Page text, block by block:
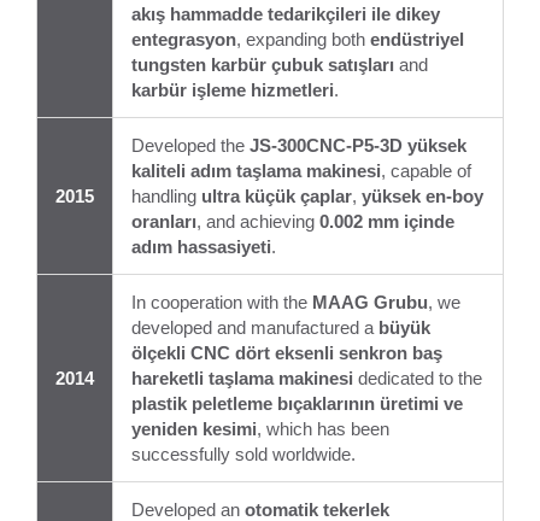
akış hammadde tedarikçileri ile dikey
entegrasyon, expanding both endüstriyel
tungsten karbür çubuk satışları and
karbür işleme hizmetleri.
2015
Developed the JS-300CNC-P5-3D yüksek
kaliteli adım taşlama makinesi, capable of
handling ultra küçük çaplar, yüksek en-boy
oranları, and achieving 0.002 mm içinde
adım hassasiyeti.
2014
In cooperation with the MAAG Grubu, we
developed and manufactured a büyük
ölçekli CNC dört eksenli senkron baş
hareketli taşlama makinesi dedicated to the
plastik peletleme bıçaklarının üretimi ve
yeniden kesimi, which has been
successfully sold worldwide.
Developed an otomatik tekerlek